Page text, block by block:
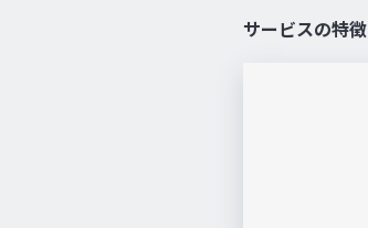
サービスの特徴